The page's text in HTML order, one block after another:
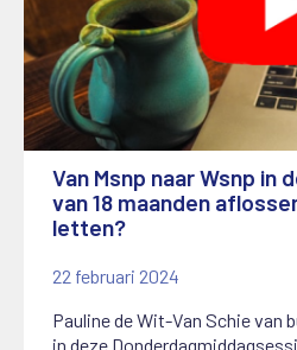
Van Msnp naar Wsnp in
van 18 maanden
letten?
22 februari 2024
Pauline de Wit-Van Schie van
in deze